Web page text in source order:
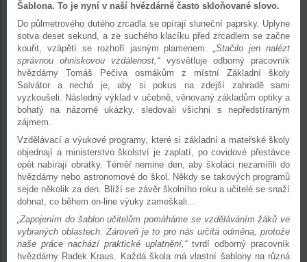
Šablona. To je nyní v naší hvězdárně často skloňované slovo.
Do půlmetrového dutého zrcadla se opírají sluneční paprsky. Uplyne
sotva deset sekund, a ze suchého klacíku před zrcadlem se začne
kouřit, vzápětí se rozhoří jasným plamenem.„Stačilo jen nalézt
správnou ohniskovou vzdálenost,“ vysvětluje odborný pracovník
hvězdárny Tomáš Pečiva osmákům z místní Základní školy
Salvátor a nechá je, aby si pokus na zdejší zahradě sami
vyzkoušeli. Následný výklad v učebně, věnovaný základům optiky a
bohatý na názorné ukázky, sledovali všichni s nepředstíraným
zájmem.
Vzdělávací a výukové programy, které si základní a mateřské školy
objednají a ministerstvo školství je zaplatí, po covidové přestávce
opět nabírají obrátky. Téměř nemine den, aby školáci nezamířili do
hvězdárny nebo astronomové do škol. Někdy se takových programů
sejde několik za den. Blíží se závěr školního roku a učitelé se snaží
dohnat, co během on-line výuky zameškali...
„Zapojením do šablon učitelům pomáháme se vzděláváním žáků ve
vybraných oblastech. Zároveň je to pro nás určitá odměna, protože
naše práce nachází praktické uplatnění,“tvrdí odborný pracovník
hvězdárny Radek Kraus. Každá škola má vlastní šablony na různá